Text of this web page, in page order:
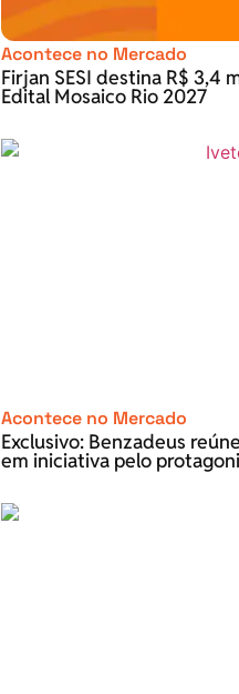
Acontece no Mercado
Firjan SESI destina R$ 3,4
Edital Mosaico Rio 2027
Acontece no Mercado
Exclusivo: Benzadeus
em iniciativa pelo